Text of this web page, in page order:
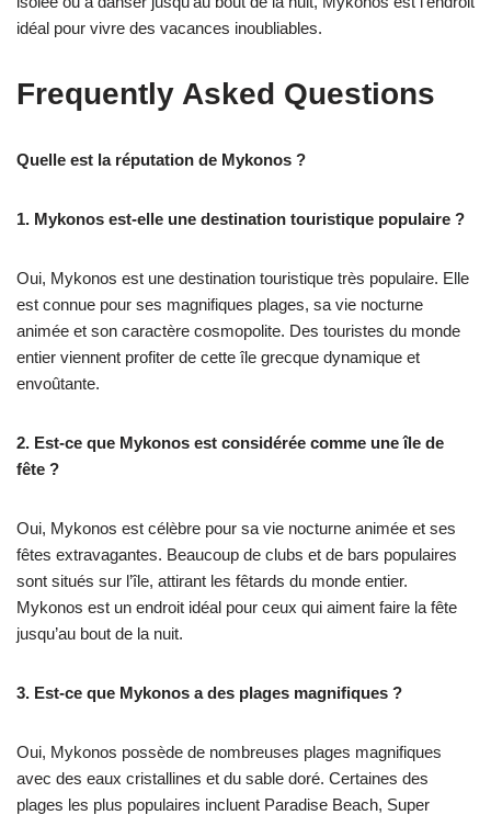
idéal pour vivre des vacances inoubliables.
Frequently Asked Questions
Quelle est la réputation de Mykonos ?
1. Mykonos est-elle une destination touristique populaire ?
Oui, Mykonos est une destination touristique très populaire. Elle
est connue pour ses magnifiques plages, sa vie nocturne
animée et son caractère cosmopolite. Des touristes du monde
entier viennent profiter de cette île grecque dynamique et
envoûtante.
2. Est-ce que Mykonos est considérée comme une île de
fête ?
Oui, Mykonos est célèbre pour sa vie nocturne animée et ses
fêtes extravagantes. Beaucoup de clubs et de bars populaires
sont situés sur l’île, attirant les fêtards du monde entier.
Mykonos est un endroit idéal pour ceux qui aiment faire la fête
jusqu’au bout de la nuit.
3. Est-ce que Mykonos a des plages magnifiques ?
Oui, Mykonos possède de nombreuses plages magnifiques
avec des eaux cristallines et du sable doré. Certaines des
plages les plus populaires incluent Paradise Beach, Super